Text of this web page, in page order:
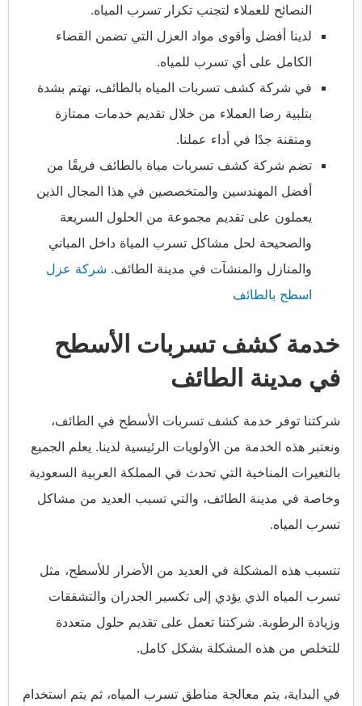
النصائح للعملاء لتجنب تكرار تسرب المياه.
لدينا أفضل وأقوى مواد العزل التي تضمن القضاء
الكامل على أي تسرب للمياه.
في شركة كشف تسربات المياه بالطائف، نهتم بشدة
بتلبية رضا العملاء من خلال تقديم خدمات ممتازة
ومتقنة جدًا في أداء عملنا.
تضم شركة كشف تسربات مياة بالطائف فريقًا من
أفضل المهندسين والمتخصصين في هذا المجال الذين
يعملون على تقديم مجموعة من الحلول السريعة
والصحيحة لحل مشاكل تسرب المياة داخل المباني
والمنازل والمنشآت في مدينة الطائف. شركة عزل
اسطح بالطائف
خدمة كشف تسربات الأسطح
في مدينة الطائف
شركتنا توفر خدمة كشف تسربات الأسطح في الطائف،
ونعتبر هذه الخدمة من الأولويات الرئيسية لدينا. يعلم الجميع
بالتغيرات المناخية التي تحدث في المملكة العربية السعودية
وخاصة في مدينة الطائف، والتي تسبب العديد من مشاكل
تسرب المياه.
تتسبب هذه المشكلة في العديد من الأضرار للأسطح، مثل
تسرب المياه الذي يؤدي إلى تكسير الجدران والتشققات
وزيادة الرطوبة. شركتنا تعمل على تقديم حلول متعددة
للتخلص من هذه المشكلة بشكل كامل.
في البداية، يتم معالجة مناطق تسرب المياه، ثم يتم استخدام